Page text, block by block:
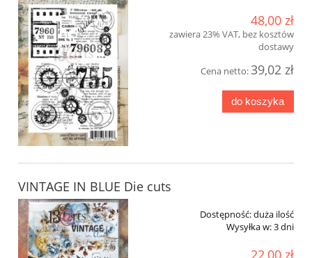
48,00 zł
zawiera 23% VAT, bez kosztów
dostawy
Cena netto:39,02 zł
do koszyka
VINTAGE IN BLUE Die cuts
Dostępność:duża ilość
Wysyłka w:3 dni
22,00 zł